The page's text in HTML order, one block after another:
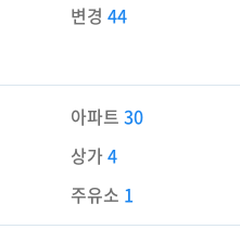
변경44
아파트30
상가4
주유소 1